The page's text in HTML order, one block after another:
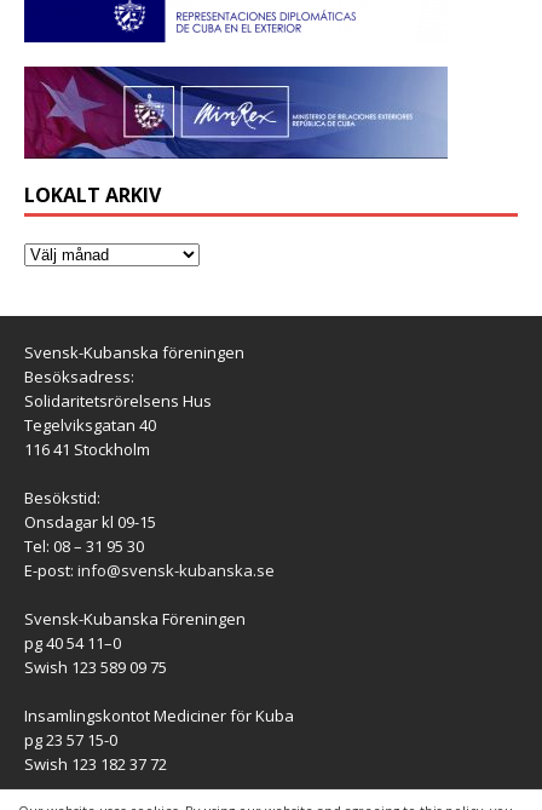
LOKALT ARKIV
Svensk-Kubanska föreningen
Besöksadress:
Solidaritetsrörelsens Hus
Tegelviksgatan 40
116 41 Stockholm
Besökstid:
Onsdagar kl 09-15
Tel: 08 – 31 95 30
E-post: info@svensk-kubanska.se
Svensk-Kubanska Föreningen
pg 40 54 11–0
Swish 123 589 09 75
Insamlingskontot Mediciner för Kuba
pg 23 57 15-0
Swish 123 182 37 72